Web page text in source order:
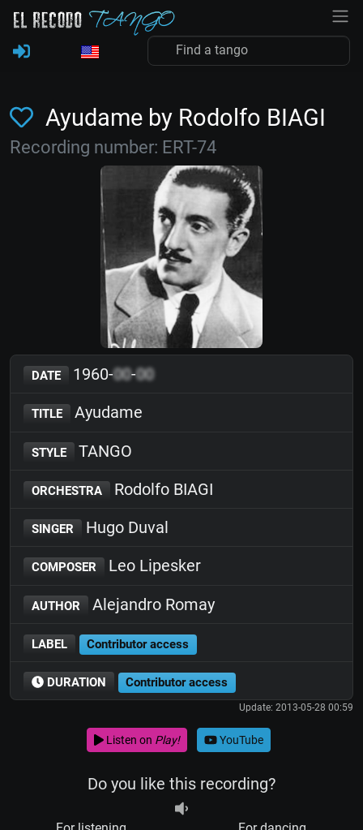
Ayudame by Rodolfo BIAGI
Recording number: ERT-74
DATE 1960-00-00
TITLE Ayudame
STYLE TANGO
ORCHESTRA Rodolfo BIAGI
SINGER Hugo Duval
COMPOSER Leo Lipesker
AUTHOR Alejandro Romay
LABEL Contributor access
DURATION Contributor access
Update: 2013-05-28 00:59
Listen on Play! YouTube
Do you like this recording?